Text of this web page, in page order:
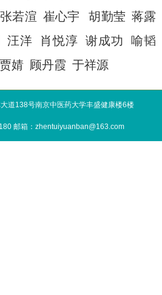
若渲 崔心宇 胡勤莹 蒋露
汪洋 肖悦淳 谢成功 喻韬
婧 顾丹霞 于祥源
道138号南京中医药大学丰盛健康楼6楼
邮箱：zhentuiyuanban@163.com